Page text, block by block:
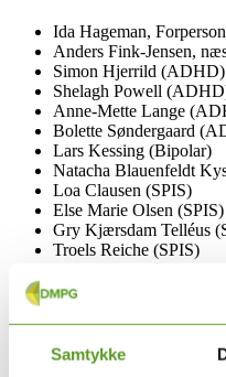
Samtykke
Ida Hageman,
Anders Fink-Jensen,
Simon Hjerrild (ADHD)
Shelagh Powell
Anne-Mette Lange
Bolette Søndergaard
Lars Kessing (Bipolar)
Natacha Blauenfeldt
Loa Clausen (SPIS)
Else Marie Olsen
Gry Kjærsdam Telléus
Troels Reiche (SPIS)
Aake Packness
Klaus Pedersen
Annette Øster
Vibeke Bliksted